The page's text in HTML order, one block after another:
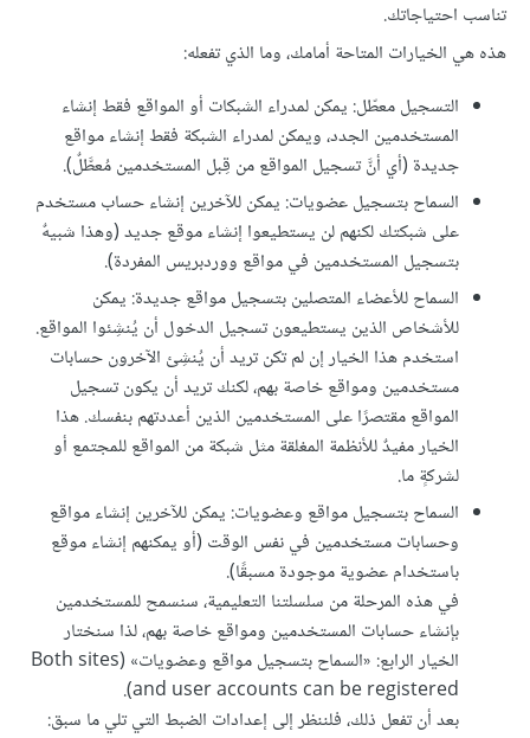
تناسب احتياجاتك.
هذه هي الخيارات المتاحة أمامك، وما الذي تفعله:
التسجيل معطّل: يمكن لمدراء الشبكات أو المواقع فقط إنشاء
المستخدمين الجدد، ويمكن لمدراء الشبكة فقط إنشاء مواقع
جديدة (أي أنَّ تسجيل المواقع من قِبل المستخدمين مُعطَّلٌ).
السماح بتسجيل عضويات: يمكن للآخرين إنشاء حساب مستخدم
على شبكتك لكنهم لن يستطيعوا إنشاء موقع جديد (وهذا شبيهٌ
بتسجيل المستخدمين في مواقع ووردبريس المفردة).
السماح للأعضاء المتصلين بتسجيل مواقع جديدة: يمكن
للأشخاص الذين يستطيعون تسجيل الدخول أن يُنشِئوا المواقع.
استخدم هذا الخيار إن لم تكن تريد أن يُنشِئ الآخرون حسابات
مستخدمين ومواقع خاصة بهم، لكنك تريد أن يكون تسجيل
المواقع مقتصرًا على المستخدمين الذين أعددتهم بنفسك. هذا
الخيار مفيدٌ للأنظمة المغلقة مثل شبكة من المواقع للمجتمع أو
لشركةٍ ما.
السماح بتسجيل مواقع وعضويات: يمكن للآخرين إنشاء مواقع
وحسابات مستخدمين في نفس الوقت (أو يمكنهم إنشاء موقع
باستخدام عضوية موجودة مسبقًا).
في هذه المرحلة من سلسلتنا التعليمية، سنسمح للمستخدمين
بإنشاء حسابات المستخدمين ومواقع خاصة بهم، لذا سنختار
الخيار الرابع: «السماح بتسجيل مواقع وعضويات» (Both sites
and user accounts can be registered).
بعد أن تفعل ذلك، فلننظر إلى إعدادات الضبط التي تلي ما سبق: